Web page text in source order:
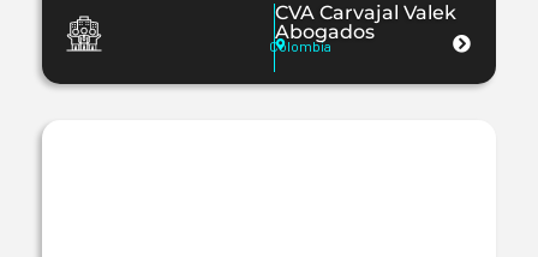
CVA Carvajal Valek
Abogados
Colombia